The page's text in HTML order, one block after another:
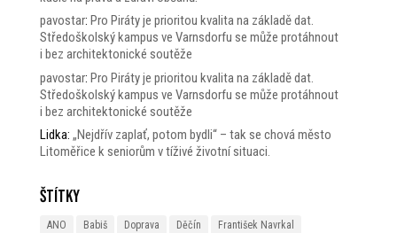
pavostar: Pro Piráty je prioritou kvalita na základě dat.
Středoškolský kampus ve Varnsdorfu se může protáhnout
i bez architektonické soutěže
pavostar: Pro Piráty je prioritou kvalita na základě dat.
Středoškolský kampus ve Varnsdorfu se může protáhnout
i bez architektonické soutěže
Lidka: „Nejdřív zaplať, potom bydli“ – tak se chová město
Litoměřice k seniorům v tíživé životní situaci.
Štítky
ANO Babiš Doprava Děčín
František Navrkal